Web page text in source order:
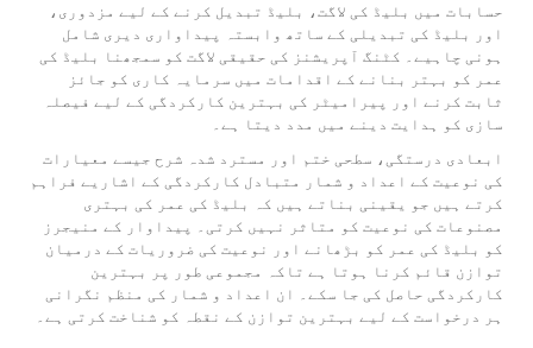
حسابات میں بلیڈ کی لاگت، بلیڈ تبدیل کرنے کے لیے مزدوری،
اور بلیڈ کی تبدیلی کے ساتھ وابستہ پیداواری دیری شامل
ہونی چاہیے۔ کٹنگ آپریشنز کی حقیقی لاگت کو سمجھنا بلیڈ کی
عمر کو بہتر بنانے کے اقدامات میں سرمایہ کاری کو جائز
ثابت کرنے اور پیرامیٹر کی بہترین کارکردگی کے لیے فیصلہ
سازی کو ہدایت دینے میں مدد دیتا ہے۔
ابعادی درستگی، سطحی ختم اور مسترد شدہ شرح جیسے معیارات
کی نوعیت کے اعداد و شمار متبادل کارکردگی کے اشاریے فراہم
کرتے ہیں جو یقینی بناتے ہیں کہ بلیڈ کی عمر کی بہتری
مصنوعات کی نوعیت کو متاثر نہیں کرتی۔ پیداوار کے منیجرز
کو بلیڈ کی عمر کو بڑھانے اور نوعیت کی ضروریات کے درمیان
توازن قائم کرنا ہوتا ہے تاکہ مجموعی طور پر بہترین
کارکردگی حاصل کی جا سکے۔ ان اعداد و شمار کی منظم نگرانی
ہر درخواست کے لیے بہترین توازن کے نقطہ کو شناخت کرتی ہے۔